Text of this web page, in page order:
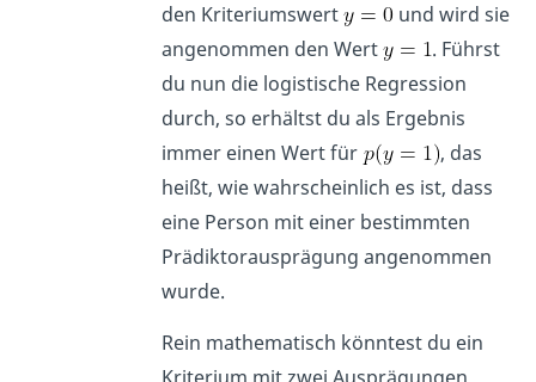
den Kriteriumswert
und wird sie
angenommen den Wert
. Führst
du nun die logistische Regression
durch, so erhältst du als Ergebnis
immer einen Wert für
, das
heißt, wie wahrscheinlich es ist, dass
eine Person mit einer bestimmten
Prädiktorausprägung angenommen
wurde.
Rein mathematisch könntest du ein